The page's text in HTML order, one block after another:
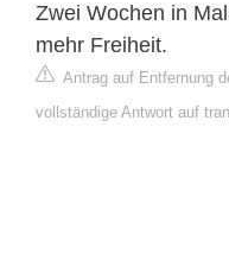
Zwei Wochen in
mehr Freiheit.
Antrag auf Entfernung
vollständige Antwort auf